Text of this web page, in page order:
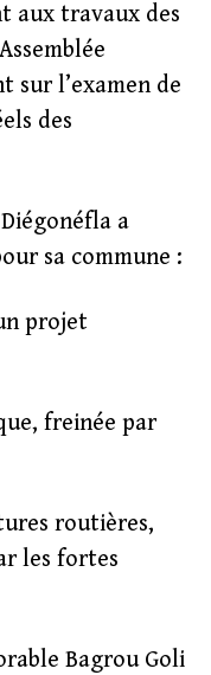
aux travaux des
sur l’examen de
des
a
sa commune :
projet
freinée par
routières,
les fortes
Bagrou Goli